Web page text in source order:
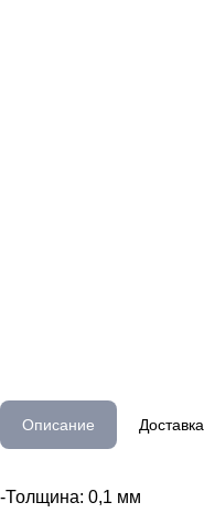
Описание Доставка
-Толщина: 0,1 мм